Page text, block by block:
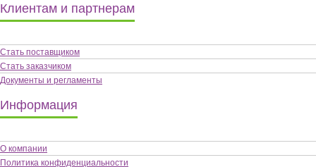
Клиентам и партнерам
Стать поставщиком
Стать заказчиком
Документы и регламенты
Информация
О компании
Политика конфиденциальности